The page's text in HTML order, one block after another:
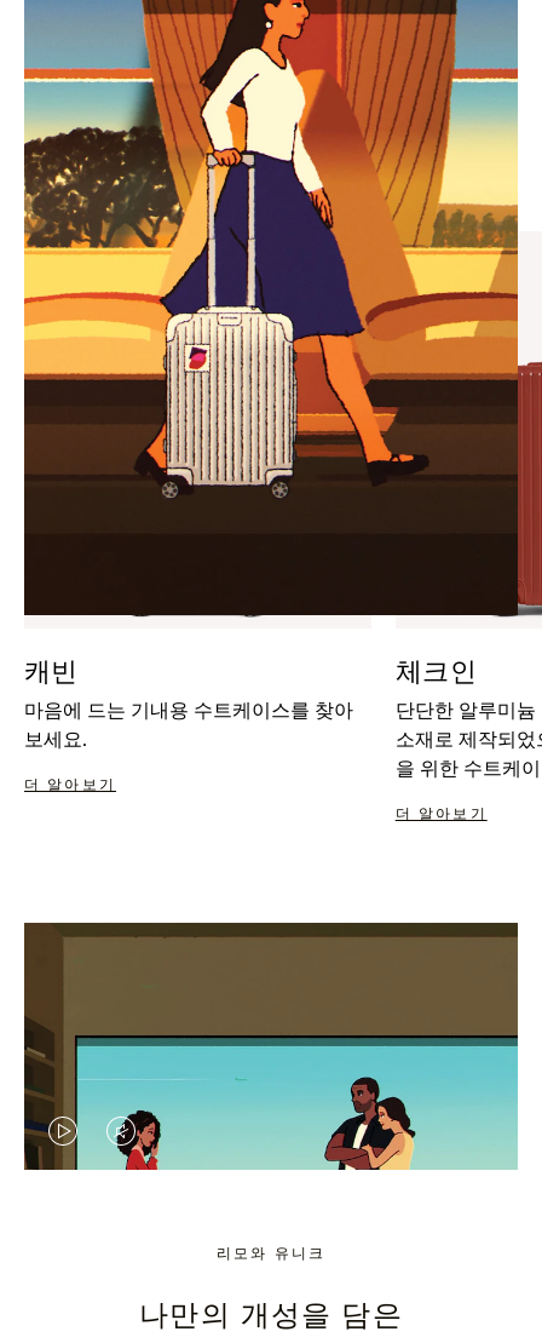
PLAYED,
PLEASE
PRESS
TO
PAUSE
IT
MUTED,
PLEASE
PRESS
TO
UNMUTE
IT
엄선된 기프트 셀렉션
모든 여정의 완벽한 동반자 찾
기
캐빈
마음에 드는 기내용 수트케이스를 찾아
보세요.
더 알아보기
체크인
단단한 알루미
소재로 제작되
을 위한 수트케
더 알아보기
VIDEO
PRESS
VIDEO
MUTED,
PRESS
리모와 유니크
나만의 개성을 담은